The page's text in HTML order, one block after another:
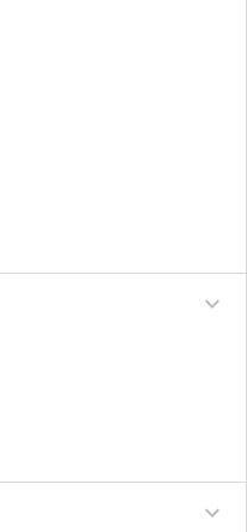
expand_more
expand_more